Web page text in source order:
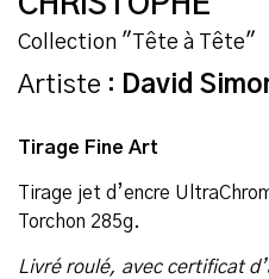
Collection "Tête à Tête"
Artiste : David
Tirage Fine Art
Tirage jet d’encre
Torchon 285g.
Livré roulé, avec certificat